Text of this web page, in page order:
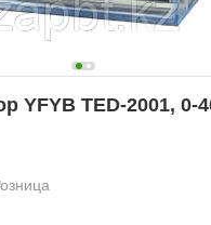
YFYB TED-2001, 0-